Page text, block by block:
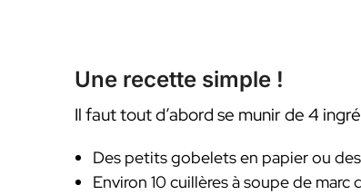
Une recette simple !
Il faut tout d’abord se munir de 4
Des petits gobelets en papier ou
Environ 10 cuillères à soupe de marc